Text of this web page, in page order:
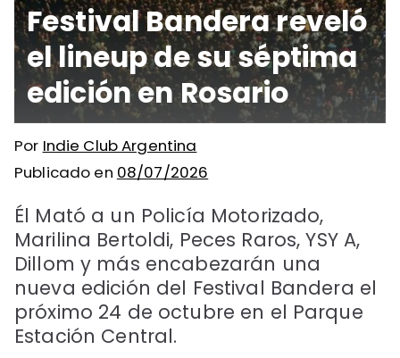
Festival Bandera reveló
el lineup de su séptima
edición en Rosario
Por Indie Club Argentina
Publicado en 08/07/2026
Él Mató a un Policía Motorizado,
Marilina Bertoldi, Peces Raros, YSY A,
Dillom y más encabezarán una
nueva edición del Festival Bandera el
próximo 24 de octubre en el Parque
Estación Central.